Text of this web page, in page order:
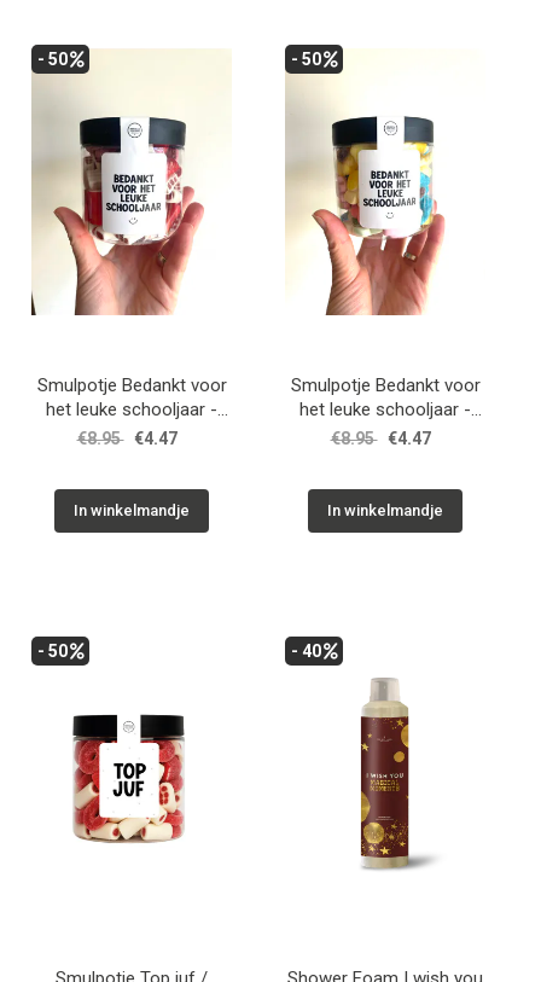
- 50
Smulpotje Bedankt voor
het leuke schooljaar -
strawberry mix / Winkeltje
€8.95 €4.47
In winkelmandje
- 50
Smulpotje Bedankt voor
het leuke schooljaar -
flower mix / Winkeltje van
€8.95 €4.47
In winkelmandje
- 50 - 40